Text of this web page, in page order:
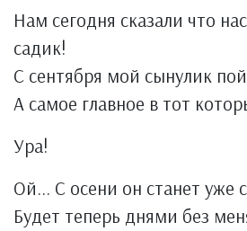
Нам сегодня сказали что
садик!
С сентября мой сынулик
А самое главное в тот
Ура!
Ой... С осени он станет уже
Будет теперь днями без